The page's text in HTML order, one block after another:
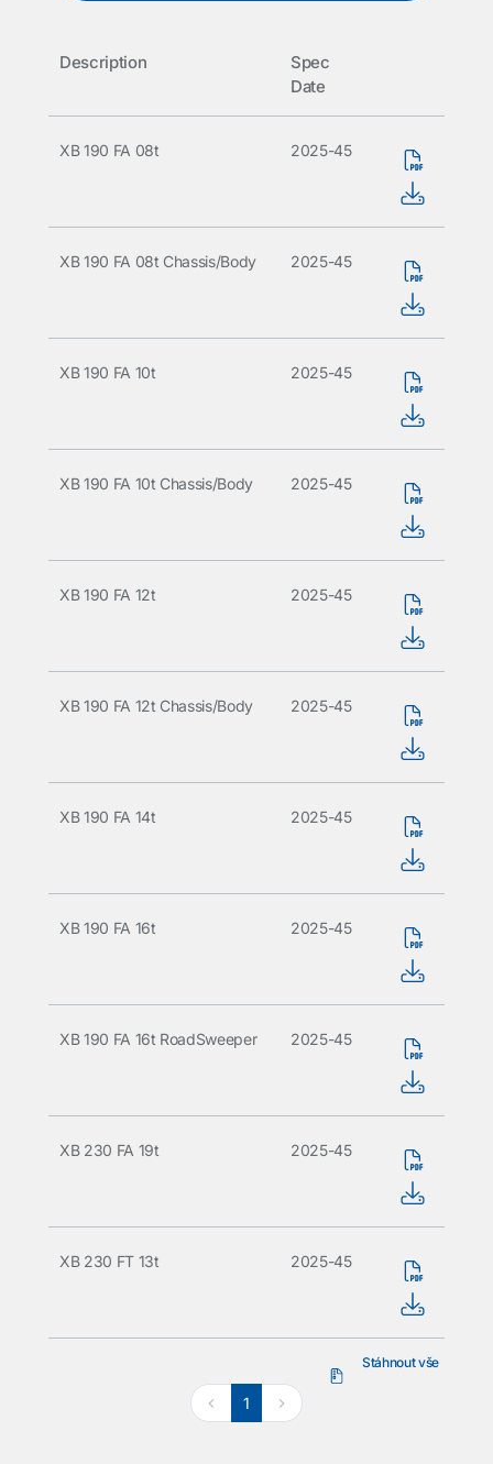
Description
Spec
Date
XB 190 FA 08t 2025-45
XB 190 FA 08t Chassis/Body 2025-45
XB 190 FA 10t 2025-45
XB 190 FA 10t Chassis/Body 2025-45
XB 190 FA 12t 2025-45
XB 190 FA 12t Chassis/Body 2025-45
XB 190 FA 14t 2025-45
XB 190 FA 16t 2025-45
XB 190 FA 16t RoadSweeper 2025-45
XB 230 FA 19t 2025-45
XB 230 FT 13t 2025-45
1
Stáhnout vše